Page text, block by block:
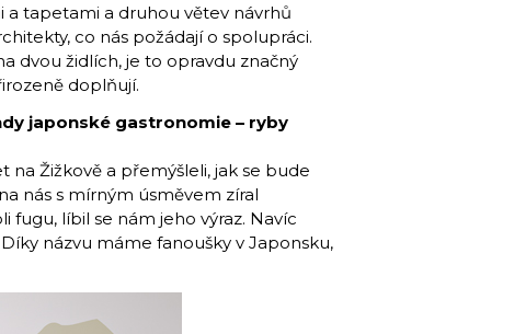
a tapetami a druhou větev návrhů
co nás požádají o spolupráci.
dvou židlích, je to opravdu značný
doplňují.
japonské gastronomie – ryby
na Žižkově a přemýšleli, jak se bude
nás s mírným úsměvem zíral
líbil se nám jeho výraz. Navíc
názvu máme fanoušky v Japonsku,